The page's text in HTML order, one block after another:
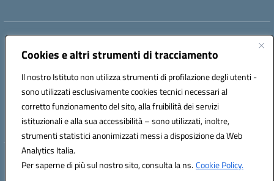
Cookies e altri strumenti di tracciamento
Il nostro Istituto non utilizza strumenti di profilazione degli utenti -
sono utilizzati esclusivamente cookies tecnici necessari al
corretto funzionamento del sito, alla fruibilità dei servizi
istituzionali e alla sua accessibilità – sono utilizzati, inoltre,
strumenti statistici anonimizzati messi a disposizione da Web
Analytics Italia.
Per saperne di più sul nostro sito, consulta la ns.Cookie Policy.
Centralino:
Posta elettronica certificata (PEC):tpis02200a@pec.istruzione.it
Codice fiscale: 93066580817
Codice meccanografico:TPIS02200A
VIA CESARÒ, 36 - 91016 ERICE - CASA SANTA (TP)
Telefono: 0923569559
Hosting & Powered by 3D Solution S.r.l.
Concept & Design by Designers Italia